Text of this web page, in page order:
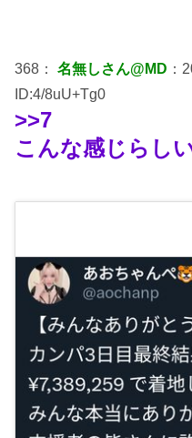
368： 名無しさん@MD ：
ID:4/8uU+Tg0
>>7
こんな感じらし